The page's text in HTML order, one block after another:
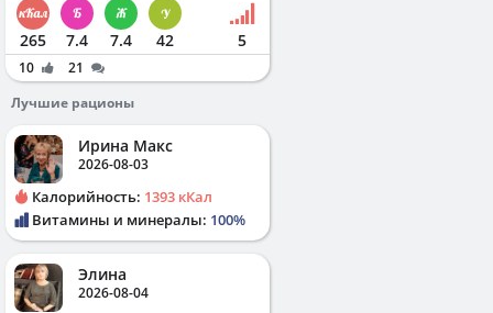
265 7.4 7.4 42 5
10
21
Лучшие рационы
Ирина Макс
2026-08-03
Калорийность: 1393 кКал
Витамины и минералы: 100%
Элина
2026-08-04